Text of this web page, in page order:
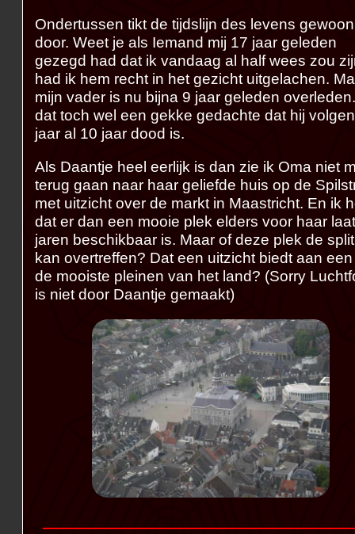
Ondertussen tikt de tijdslijn des levens gewoon
door. Weet je als Iemand mij 17 jaar geleden
gezegd had dat ik vandaag al half wees zou
had ik hem recht in het gezicht uitgelachen.
mijn vader is nu bijna 9 jaar geleden
dat toch wel een gekke gedachte dat hij
jaar al 10 jaar dood is.
Als Daantje heel eerlijk is dan zie ik Oma niet
terug gaan naar haar geliefde huis op de
met uitzicht over de markt in Maastricht. En ik
dat er dan een mooie plek elders voor haar
jaren beschikbaar is. Maar of deze plek de
kan overtreffen? Dat een uitzicht biedt aan
de mooiste pleinen van het land? (Sorry
is niet door Daantje gemaakt)